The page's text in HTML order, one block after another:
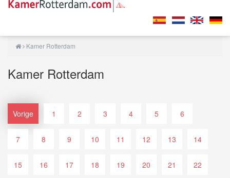
Kamer Rotterdam
Kamer Rotterdam
Vorige 1 2 3 4 5 6
7 8 9 10 11 12 13 14
15 16 17 18 19 20 21 22